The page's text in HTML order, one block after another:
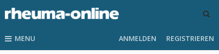
MENU ANMELDEN REGISTRIEREN